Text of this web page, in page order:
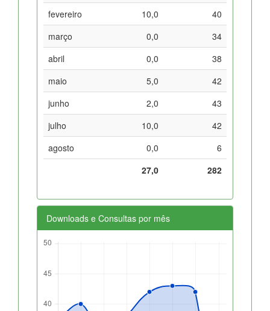
fevereiro
10,0
40
março
0,0
34
abril
0,0
38
maio
5,0
42
junho
2,0
43
julho
10,0
42
agosto
0,0
6
27,0
282
Downloads e Consultas por mês